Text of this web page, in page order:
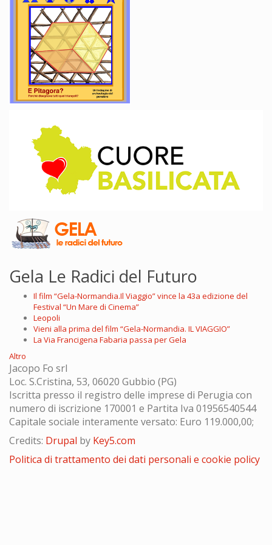
Gela Le Radici del Futuro
Il film “Gela-Normandia.Il Viaggio” vince la 43a edizione del
Festival “Un Mare di Cinema”
Leopoli
Vieni alla prima del film “Gela-Normandia. IL VIAGGIO”
La Via Francigena Fabaria passa per Gela
Altro
Jacopo Fo srl
Loc. S.Cristina, 53, 06020 Gubbio (PG)
Iscritta presso il registro delle imprese di Perugia con
numero di iscrizione 170001 e Partita Iva 01956540544
Capitale sociale interamente versato: Euro 119.000,00;
Credits: Drupal by Key5.com
Politica di trattamento dei dati personali e cookie policy